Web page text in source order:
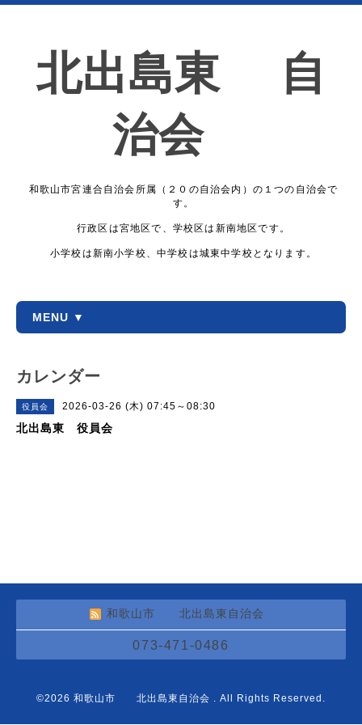
北出島東 自
治会
和歌山市宮連合自治会所属（２０の自治会内）の１つの自治会で
す。
行政区は宮地区で、学校区は新南地区です。
小学校は新南小学校、中学校は城東中学校となります。
MENU ▼
カレンダー
役員会 2026-03-26 (木) 07:45～08:30
北出島東 役員会
和歌山市 北出島東自治会
073-471-0486
©2026 和歌山市 北出島東自治会 . All Rights Reserved.